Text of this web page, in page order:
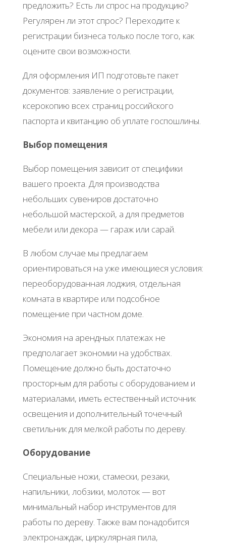
предложить? Есть ли спрос на продукцию?
Регулярен ли этот спрос? Переходите к
регистрации бизнеса только после того, как
оцените свои возможности.
Для оформления ИП подготовьте пакет
документов: заявление о регистрации,
ксерокопию всех страниц российского
паспорта и квитанцию об уплате госпошлины.
Выбор помещения
Выбор помещения зависит от специфики
вашего проекта. Для производства
небольших сувениров достаточно
небольшой мастерской, а для предметов
мебели или декора — гараж или сарай.
В любом случае мы предлагаем
ориентироваться на уже имеющиеся условия:
переоборудованная лоджия, отдельная
комната в квартире или подсобное
помещение при частном доме.
Экономия на арендных платежах не
предполагает экономии на удобствах.
Помещение должно быть достаточно
просторным для работы с оборудованием и
материалами, иметь естественный источник
освещения и дополнительный точечный
светильник для мелкой работы по дереву.
Оборудование
Специальные ножи, стамески, резаки,
напильники, лобзики, молоток — вот
минимальный набор инструментов для
работы по дереву. Также вам понадобится
электронаждак, циркулярная пила,